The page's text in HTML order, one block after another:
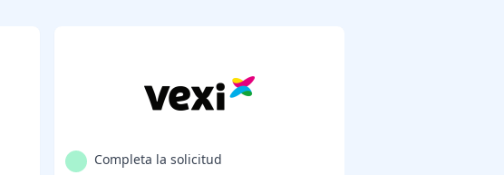
Completa la solicitud